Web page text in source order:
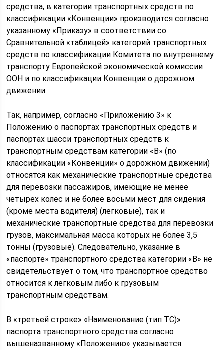
средства, в категории транспортных средств по
классификации «Конвенции» производится согласно
указанному «Приказу» в соответствии со
Сравнительной «таблицей» категорий транспортных
средств по классификации Комитета по внутреннему
транспорту Европейской экономической комиссии
ООН и по классификации Конвенции о дорожном
движении.
Так, например, согласно «Приложению 3» к
Положению о паспортах транспортных средств и
паспортах шасси транспортных средств к
транспортным средствам категории «В» (по
классификации «Конвенции» о дорожном движении)
относятся как механические транспортные средства
для перевозки пассажиров, имеющие не менее
четырех колес и не более восьми мест для сидения
(кроме места водителя) (легковые), так и
механические транспортные средства для перевозки
грузов, максимальная масса которых не более 3,5
тонны (грузовые). Следовательно, указание в
«паспорте» транспортного средства категории «В» не
свидетельствует о том, что транспортное средство
относится к легковым либо к грузовым
транспортным средствам.
В «третьей строке» «Наименование (тип ТС)»
паспорта транспортного средства согласно
вышеназванному «Положению» указывается